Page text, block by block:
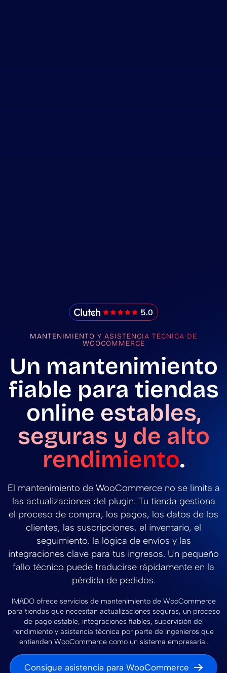
IMADO Reviews
MANTENIMIENTO Y ASISTENCIA TÉCNICA DE
WOOCOMMERCE
Un mantenimiento
fiable para tiendas
online estables,
seguras y de alto
rendimiento.
El mantenimiento de WooCommerce no se limita a
las actualizaciones del plugin. Tu tienda gestiona
el proceso de compra, los pagos, los datos de los
clientes, las suscripciones, el inventario, el
seguimiento, la lógica de envíos y las
integraciones clave para tus ingresos. Un pequeño
fallo técnico puede traducirse rápidamente en la
pérdida de pedidos.
IMADO ofrece servicios de mantenimiento de WooCommerce
para tiendas que necesitan actualizaciones seguras, un proceso
de pago estable, integraciones fiables, supervisión del
rendimiento y asistencia técnica por parte de ingenieros que
entienden WooCommerce como un sistema empresarial.
Consigue asistencia para WooCommerce